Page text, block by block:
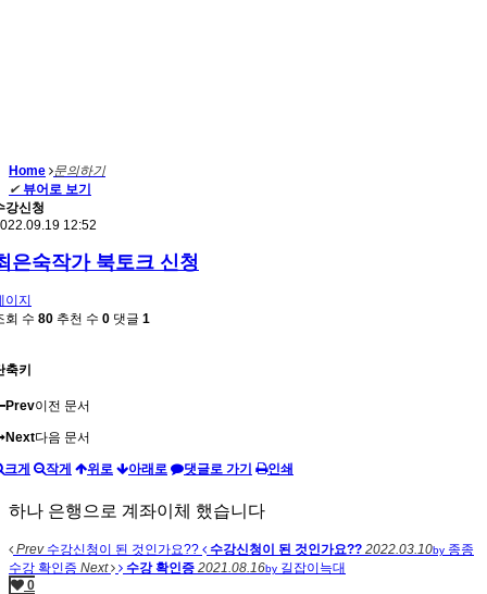
Home 문의하기
✔ 뷰어로 보기
강신청
12:52
은숙작가 북토크 신청
이지
회 수 80 추천 수 0 댓글 1
축키
Prev이전 문서
Next다음 문서
크게 작게 위로 아래로 댓글로 가기 인쇄
하나 은행으로 계좌이체 했습니다
Prev수강신청이 된 것인가요?? 수강신청이 된 것인가요?? 2022.03.10by 종종
수강 확인증 Next 수강 확인증 2021.08.16by 길잡이늑대
0